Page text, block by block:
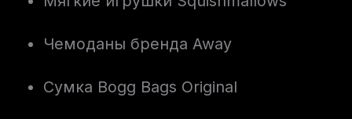
Чемоданы бренда Away
Сумка Bogg Bags Original